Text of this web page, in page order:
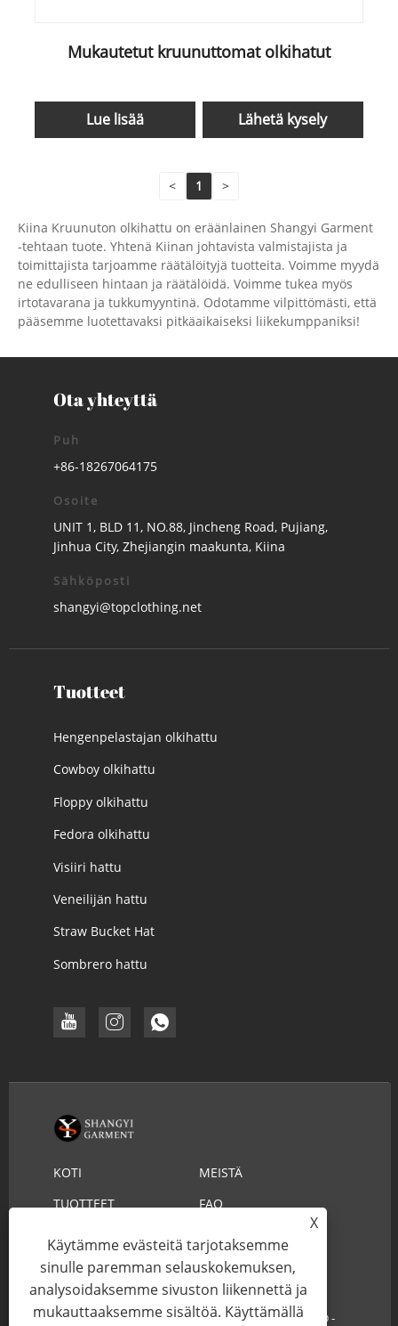
Mukautetut kruunuttomat olkihatut
Lue lisää Lähetä kysely
< 1 >
Kiina Kruunuton olkihattu on eräänlainen Shangyi Garment
-tehtaan tuote. Yhtenä Kiinan johtavista valmistajista ja
toimittajista tarjoamme räätälöityjä tuotteita. Voimme myydä
ne edulliseen hintaan ja räätälöidä. Voimme tukea myös
irtotavarana ja tukkumyyntinä. Odotamme vilpittömästi, että
pääsemme luotettavaksi pitkäaikaiseksi liikekumppaniksi!
Ota yhteyttä
Puh
+86-18267064175
Osoite
UNIT 1, BLD 11, NO.88, Jincheng Road, Pujiang,
Jinhua City, Zhejiangin maakunta, Kiina
Sähköposti
shangyi@topclothing.net
Tuotteet
Hengenpelastajan olkihattu
Cowboy olkihattu
Floppy olkihattu
Fedora olkihattu
Visiiri hattu
Veneilijän hattu
Straw Bucket Hat
Sombrero hattu
KOTI
MEISTÄ
TUOTTEET
FAQ
LÄHETÄ KYSELY
OTA YHTEYTTÄ
Copyright © 2022 YIWU SHANGYI GARMENT CO.,LTD -
X
Käytämme evästeitä tarjotaksemme
sinulle paremman selauskokemuksen,
analysoidaksemme sivuston liikennettä ja
mukauttaaksemme sisältöä. Käyttämällä